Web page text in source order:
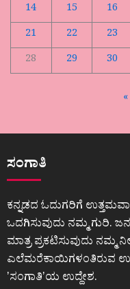
14
15 16
21
22 23
28
29 30
ಸಂಗಾತಿ
ಕನ್ನಡದ ಓದುಗರಿಗೆ
ಒದಗಿಸುವುದು ನಮ್ಮ ಗುರಿ.
ಮಾತ್ರ ಪ್ರಕಟಿಸುವುದು ನಮ್ಮ
ಎಲೆಮರೆಕಾಯಿಗಳಂತಿರುವ
ʼಸಂಗಾತಿʼಯ ಉದ್ದೇಶ.